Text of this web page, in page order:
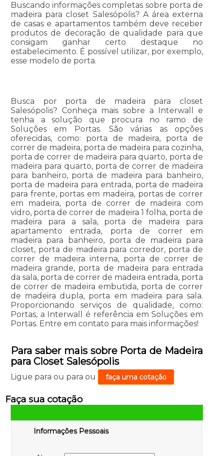
Buscando informações completas sobre porta de
madeira para closet Salesópolis? A área externa
de casas e apartamentos também deve receber
produtos de decoração de qualidade para que
consigam ganhar certo destaque no
estabelecimento. É possível utilizar, por exemplo,
esse modelo de porta.
Busca por porta de madeira para closet
Salesópolis? Conheça mais sobre a Interwall e
tenha a solução que procura no ramo de
Soluções em Portas. São várias as opções
oferecidas, como: porta de madeira, porta de
correr de madeira, porta de madeira para cozinha,
porta de correr de madeira para quarto, porta de
madeira para quarto, porta de correr de madeira
para banheiro, porta de madeira para banheiro,
porta de madeira para entrada, porta de madeira
para frente, portas em madeira, portas de correr
em madeira, porta de correr de madeira com
vidro, porta de correr de madeira 1 folha, porta de
madeira para a sala, porta de madeira para
apartamento entrada, porta de correr em
madeira para banheiro, porta de madeira para
closet, porta de madeira para corredor, porta de
correr de madeira interna, porta de correr de
madeira grande, porta de madeira para entrada
da sala, porta de correr de madeira entrada, porta
de correr de madeira embutida, porta de correr
de madeira dupla, porta em madeira para sala.
Proporcionando serviços de qualidade, como:
Portas, a Interwall é referência em Soluções em
Portas. Entre em contato para mais informações!
Para saber mais sobre Porta de Madeira
para Closet Salesópolis
Ligue para ou para ou faça uma cotação
Faça sua cotação
Informações Pessoais